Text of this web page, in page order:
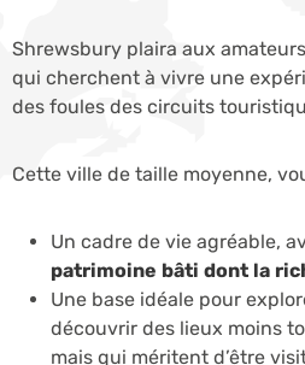
Shrewsbury plaira aux
qui cherchent à vivre une
des foules des circuits
Cette ville de taille moyenne,
Un cadre de vie agréable,
patrimoine bâti dont la
Une base idéale pour
découvrir des lieux moins
mais qui méritent d’être